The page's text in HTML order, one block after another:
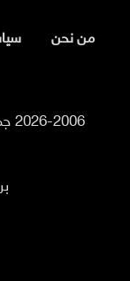
من نحن
2026-2006 جميع الحقوق محفوظة لموقع السوسنة